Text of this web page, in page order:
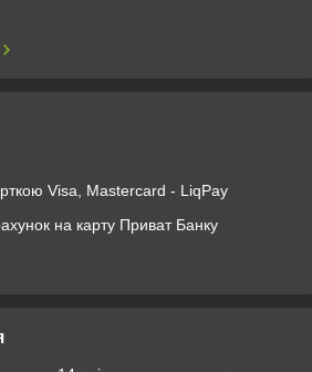
Visa, Mastercard - LiqPay
на карту Приват Банку